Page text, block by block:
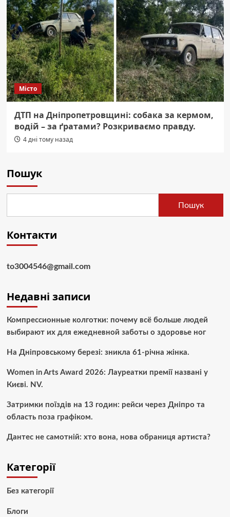
Місто
ДТП на Дніпропетровщині: собака за кермом,
водій – за ґратами? Розкриваємо правду.
4 дні тому назад
Пошук
Пошук
Контакти
to3004546@gmail.com
Недавні записи
Компрессионные колготки: почему всё больше людей
выбирают их для ежедневной заботы о здоровье ног
На Дніпровському березі: зникла 61-річна жінка.
Women in Arts Award 2026: Лауреатки премії названі у
Києві. NV.
Затримки поїздів на 13 годин: рейси через Дніпро та
область поза графіком.
Дантес не самотній: хто вона, нова обраниця артиста?
Категорії
Без категорії
Блоги